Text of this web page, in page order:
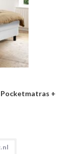
Pocketmatras +